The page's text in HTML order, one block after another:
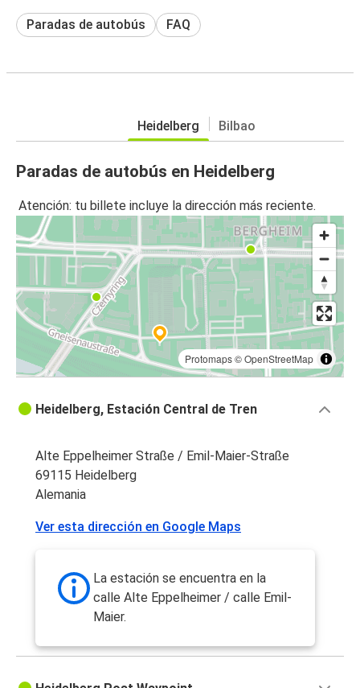
Paradas de autobús FAQ
Heidelberg Bilbao
Paradas de autobús en Heidelberg
Atención: tu billete incluye la dirección más reciente.
Protomaps©OpenStreetMap
Heidelberg, Estación Central de Tren
Alte Eppelheimer Straße / Emil-Maier-Straße
69115 Heidelberg
Alemania
Ver esta dirección en Google Maps
La estación se encuentra en la
calle Alte Eppelheimer / calle Emil-
Maier.